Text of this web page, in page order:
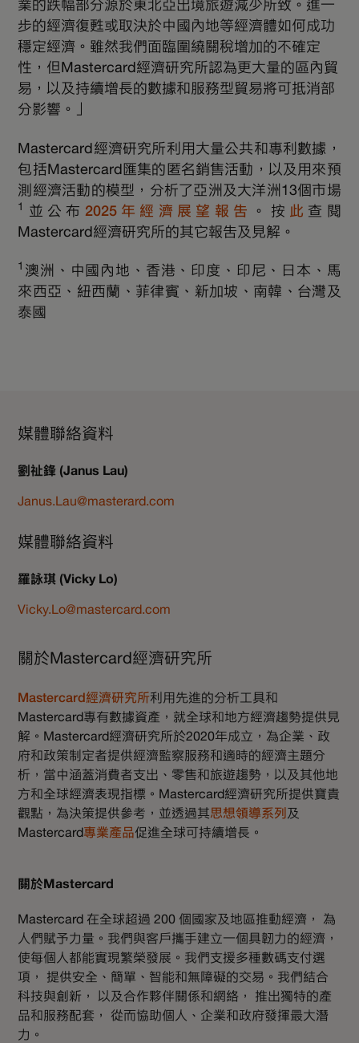
步的經濟復甦或取決於中國內地等經濟體如何成功
穩定經濟。雖然我們面臨圍繞關稅增加的不確定
性，但Mastercard經濟研究所認為更大量的區內貿
易，以及持續增長的數據和服務型貿易將可抵消部
分影響。」
Mastercard經濟研究所利用大量公共和專利數據，
包括Mastercard匯集的匿名銷售活動，以及用來預
測經濟活動的模型，分析了亞洲及大洋洲13個市場
1 並公布 2025年經濟展望報告 。按 此 查閱
Mastercard經濟研究所的其它報告及見解。
1 澳洲、中國內地、香港、印度、印尼、日本、馬
來西亞、紐西蘭、菲律賓、新加坡、南韓、台灣及
泰國
媒體聯絡資料
劉祉鋒 (Janus Lau)
Janus.Lau@masterard.com
媒體聯絡資料
羅詠琪 (Vicky Lo)
Vicky.Lo@mastercard.com
關於Mastercard經濟研究所
Mastercard經濟研究所利用先進的分析工具和
Mastercard專有數據資產，就全球和地方經濟趨勢提供見
解。Mastercard經濟研究所於2020年成立，為企業、政
府和政策制定者提供經濟監察服務和適時的經濟主題分
析，當中涵蓋消費者支出、零售和旅遊趨勢，以及其他地
方和全球經濟表現指標。Mastercard經濟研究所提供寶貴
觀點，為決策提供參考，並透過其思想領導系列及
Mastercard專業產品促進全球可持續增長。
關於Mastercard
Mastercard 在全球超過 200 個國家及地區推動經濟， 為
人們賦予力量。我們與客戶攜手建立一個具韌力的經濟，
使每個人都能實現繁榮發展。我們支援多種數碼支付選
項， 提供安全、簡單、智能和無障礙的交易。我們結合
科技與創新， 以及合作夥伴關係和網絡， 推出獨特的產
品和服務配套， 從而協助個人、 企業和政府發揮最大潛
力。